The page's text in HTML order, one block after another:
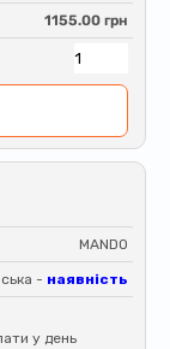
1155.00 грн
MANDO
- наявність
у день